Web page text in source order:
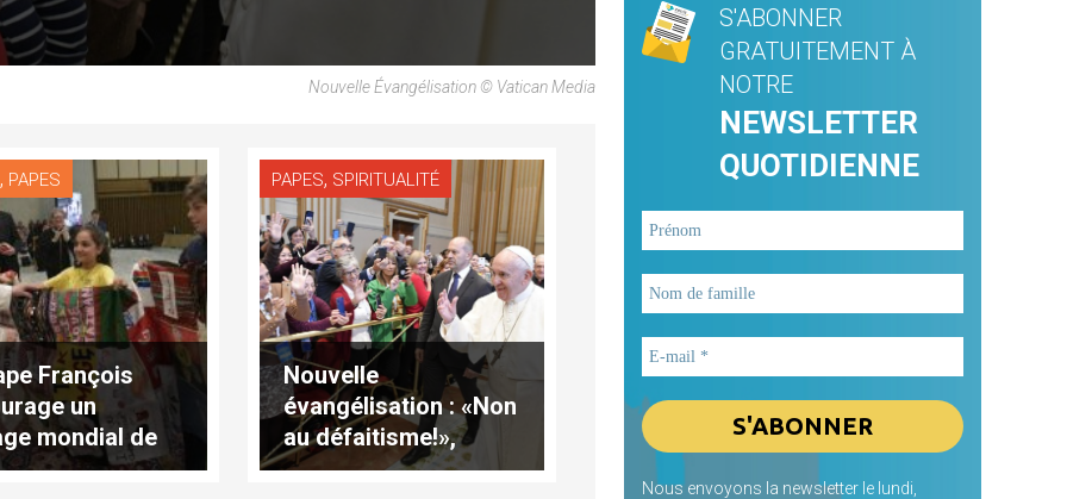
Nouvelle Évangélisation © Vatican Media
, PAPES
François
un
mondial de
PAPES, SPIRITUALITÉ
Nouvelle
évangélisation : «Non
au défaitisme!»,
déclare le pape
S'ABONNER
GRATUITEMENT À
NOTRE
NEWSLETTER
QUOTIDIENNE
Nous envoyons la newsletter le lundi,